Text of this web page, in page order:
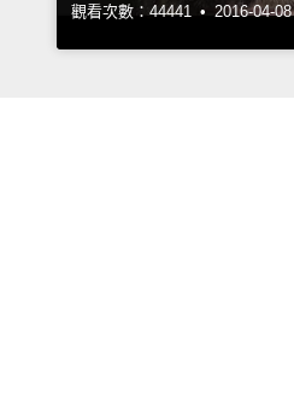
觀看次數：44441 • 2016-04-08